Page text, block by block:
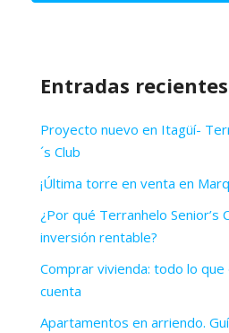
Entradas recientes
Proyecto nuevo en Itagüí-
´s Club
¡Última torre en venta en
¿Por qué Terranhelo Senior’s
inversión rentable?
Comprar vivienda: todo lo
cuenta
Apartamentos en arriendo.